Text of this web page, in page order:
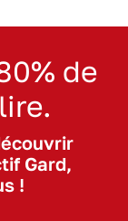
de
Gard,
!